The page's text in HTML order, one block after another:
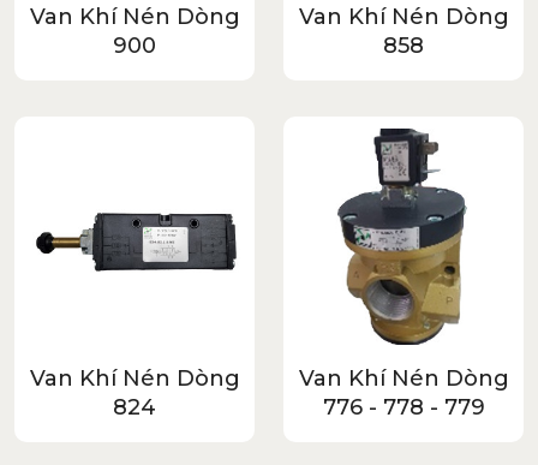
Van Khí Nén Dòng
900
Van Khí Nén Dòng
858
Van Khí Nén Dòng
824
Van Khí Nén Dòng
776 - 778 - 779